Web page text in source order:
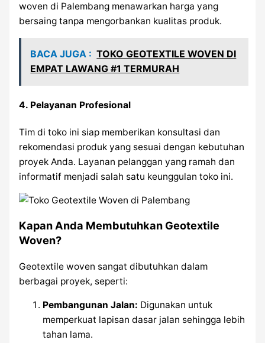
woven di Palembang menawarkan harga yang
bersaing tanpa mengorbankan kualitas produk.
BACA JUGA : TOKO GEOTEXTILE WOVEN DI
EMPAT LAWANG #1 TERMURAH
4. Pelayanan Profesional
Tim di toko ini siap memberikan konsultasi dan
rekomendasi produk yang sesuai dengan kebutuhan
proyek Anda. Layanan pelanggan yang ramah dan
informatif menjadi salah satu keunggulan toko ini.
Kapan Anda Membutuhkan Geotextile
Woven?
Geotextile woven sangat dibutuhkan dalam
berbagai proyek, seperti:
Pembangunan Jalan: Digunakan untuk
memperkuat lapisan dasar jalan sehingga lebih
tahan lama.